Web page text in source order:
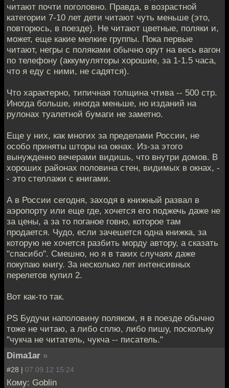
читают почти поголовно. Правда, в возрастной
категории 7-10 лет дети читают чуть меньше (это,
повторюсь, в поезде). Не читают цветные, поляки и,
может, еще какие мелкие группы. Пока первые
читают, негры с поляками обычно орут на весь вагон
по телефону (аккумуляторы хорошие, за 1-1.5 часа,
что я еду с ними, не садятся).
Что характерно, типичная толщина чтива -- 500 стр.
Иногда больше, иногда меньше, но изданий на
рулонах туалетной бумаги не заметно.
Еще у них, как многих за пределами России, не
особо приняты шторы на окнах. Из-за этого
вынужденно вечерами видишь, что внутри домов. В
хороших районах половина стен, видимых в окнах, -
- это стеллажи с книгами.
А в России сегодня, заходя в книжный развал в
аэропорту или еще где, хочется его поджечь даже не
за цены, а за то поганое говно, которое там
продается. Чудо, если зачешется одна книжка, за
которую не хочется разбить морду автору, а сказать
"спасибо". Смешно, но я в таких случаях даже
покупаю книгу. За несколько лет интенсивных
перелетов купил 2.
Вот как-то так.
PS Будучи наполовину поляком, я в поезде обычно
тоже не читаю, а либо сплю, либо пишу, поскольку
"чукча не читатель, чукча -- писатель."
Dima1ar »
#28 | 07.09.12 15:24
Кому: Goblin